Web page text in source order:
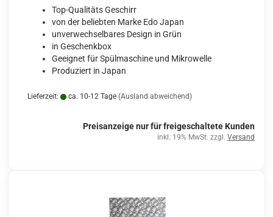
Top-Qualitäts Geschirr
von der beliebten Marke Edo Japan
unverwechselbares Design in Grün
in Geschenkbox
Geeignet für Spülmaschine und Mikrowelle
Produziert in Japan
Lieferzeit: ca. 10-12 Tage (Ausland abweichend)
Preisanzeige nur für freigeschaltete Kunden
inkl. 19% MwSt. zzgl. Versand